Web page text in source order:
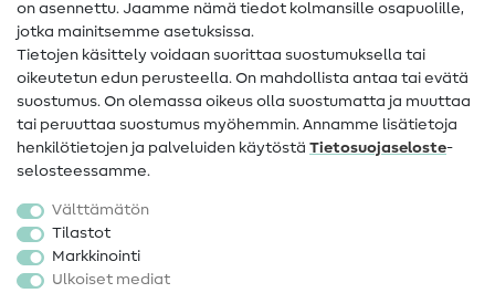
Yhteystiedot
Tietoa omistajanvaihdoksesta
Peruutusoikeus
Suosittu
Kankaat
Ompelutarvikkeet
on asennettu. Jaamme nämä tiedot kolmansille osapuolille,
jotka mainitsemme asetuksissa.
Tietojen käsittely voidaan suorittaa suostumuksella tai
oikeutetun edun perusteella. On mahdollista antaa tai evätä
suostumus. On olemassa oikeus olla suostumatta ja muuttaa
tai peruuttaa suostumus myöhemmin. Annamme lisätietoja
henkilötietojen ja palveluiden käytöstä Tietosuojaseloste-
selosteessamme.
Välttämätön
Tilastot
Markkinointi
Ulkoiset mediat